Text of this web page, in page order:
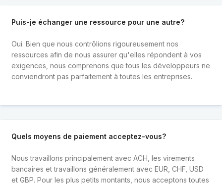
Puis-je échanger une ressource pour une autre?
Oui. Bien que nous contrôlions rigoureusement nos
ressources afin de nous assurer qu'elles répondent à vos
exigences, nous comprenons que tous les développeurs ne
conviendront pas parfaitement à toutes les entreprises.
Quels moyens de paiement acceptez-vous?
Nous travaillons principalement avec ACH, les virements
bancaires et travaillons généralement avec EUR, CHF, USD
et GBP. Pour les plus petits montants, nous acceptons toutes